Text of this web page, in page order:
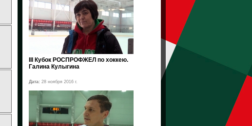
III Кубок РОСПРОФЖЕЛ по хоккею.
Галина Кулыгина
Дата: 28 ноября 2016 г.